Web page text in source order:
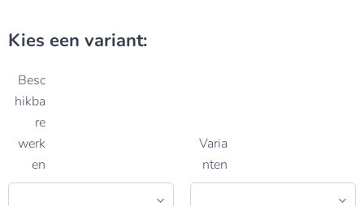
Kies een variant:
Besc
hikba
re
werk
en
Varia
nten